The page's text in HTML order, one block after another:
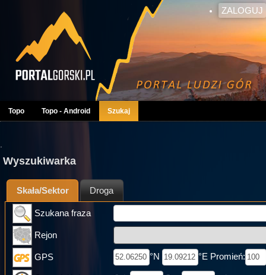
ZALOGUJ
Topo Topo - Android Szukaj
Wyszukiwarka
Skała/Sektor Droga
Szukana fraza
Rejon
GPS °N °E Promień: